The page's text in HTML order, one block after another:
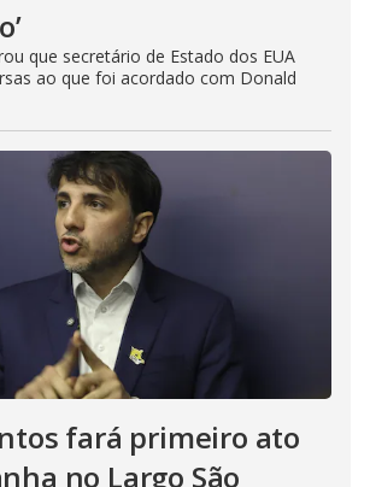
que secretário de Estado dos EUA
ao que foi acordado com Donald
fará primeiro ato
no Largo São